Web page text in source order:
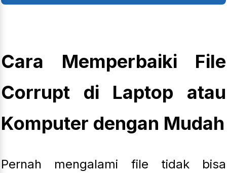
Cara Memperbaiki File
Corrupt di Laptop atau
Komputer dengan Mudah
Pernah mengalami file tidak bisa